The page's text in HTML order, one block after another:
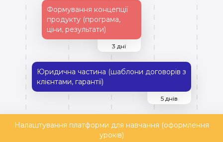
5 днів
3 дні
Юридична частина (шаблони договорів з
клієнтами, гарантії)
Налаштування платформи для навчання (оформлення
уроків)
Формування концепції
продукту (програма,
ціни, результати)